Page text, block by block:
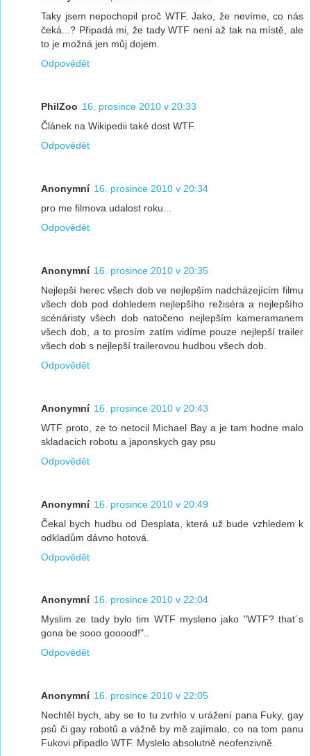
Taky jsem nepochopil proč WTF. Jako, že nevíme, co nás
čeká...? Připadá mi, že tady WTF není až tak na místě, ale
to je možná jen můj dojem.
Odpovědět
PhilZoo 16. prosince 2010 v 20:33
Článek na Wikipedii také dost WTF.
Odpovědět
Anonymní 16. prosince 2010 v 20:34
pro me filmova udalost roku...
Odpovědět
Anonymní 16. prosince 2010 v 20:35
Nejlepší herec všech dob ve nejlepším nadcházejícím filmu
všech dob pod dohledem nejlepšího režiséra a nejlepšího
scénáristy všech dob natočeno nejlepším kameramanem
všech dob, a to prosím zatím vidíme pouze nejlepší trailer
všech dob s nejlepší trailerovou hudbou všech dob.
Odpovědět
Anonymní 16. prosince 2010 v 20:43
WTF proto, ze to netocil Michael Bay a je tam hodne malo
skladacich robotu a japonskych gay psu
Odpovědět
Anonymní 16. prosince 2010 v 20:49
Čekal bych hudbu od Desplata, která už bude vzhledem k
odkladům dávno hotová.
Odpovědět
Anonymní 16. prosince 2010 v 22:04
Myslim ze tady bylo tim WTF mysleno jako "WTF? that´s
gona be sooo gooood!"..
Odpovědět
Anonymní 16. prosince 2010 v 22:05
Nechtěl bych, aby se to tu zvrhlo v urážení pana Fuky, gay
psů či gay robotů a vážně by mě zajímalo, co na tom panu
Fukovi připadlo WTF. Myslelo absolutně neofenzivně.